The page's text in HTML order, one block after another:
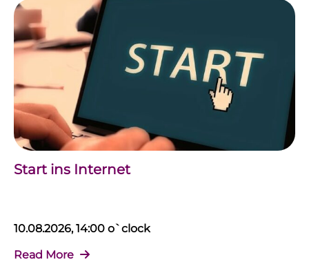
Start ins Internet
10.08.2026, 14:00 o`clock
Read More